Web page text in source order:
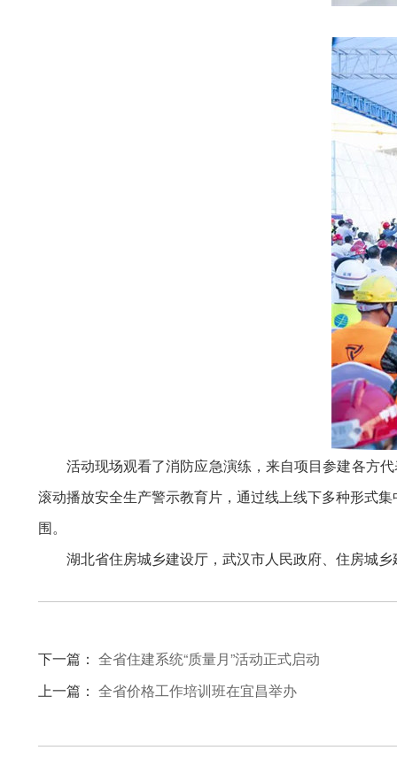
活动现场观看了消防应急演练，来自项目参建各方
滚动播放安全生产警示教育片，通过线上线下多种形式
围。
湖北省住房城乡建设厅，武汉市人民政府、住房城
下一篇： 全省住建系统“质量月”活动正式启动
上一篇： 全省价格工作培训班在宜昌举办